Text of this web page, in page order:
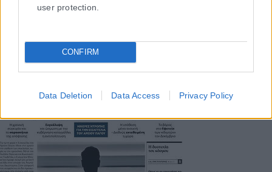
user protection.
CONFIRM
Data Deletion Data Access Privacy Policy
ΤΑ ΠΡΩΤΟΣΕΛΙΔΑ ΣΗΜΕΡΑ